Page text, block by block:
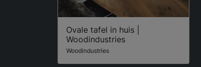
Ovale tafel in huis |
Woodindustries
Woodindustries